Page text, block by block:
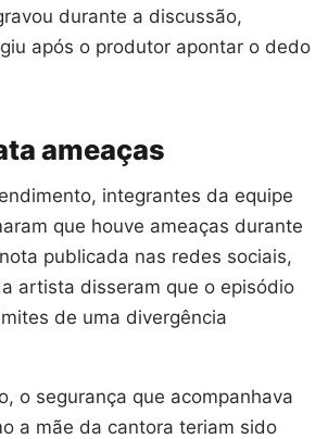
durante a discussão,
após o produtor apontar o dedo
ameaças
integrantes da equipe
que houve ameaças durante
publicada nas redes sociais,
artista disseram que o episódio
de uma divergência
o segurança que acompanhava
a mãe da cantora teriam sido